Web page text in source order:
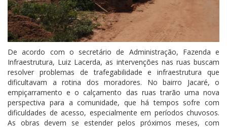
De acordo com o secretário de Administração, Fazenda e
Infraestrutura, Luiz Lacerda, as intervenções nas ruas buscam
resolver problemas de trafegabilidade einfraestrutura que
dificultavam a rotina dos moradores. No bairro Jacaré, o
empiçarramento e o calçamento das ruas trarão uma nova
perspectiva para a comunidade, que há tempos sofre com
dificuldades de acesso, especialmente em períodos chuvosos.
As obras devem se estender pelos próximos meses, com